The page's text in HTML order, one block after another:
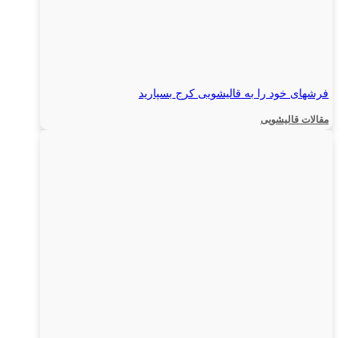
فرشهای خود را به قالیشویی کرج بسپارید
مقالات قالیشویی